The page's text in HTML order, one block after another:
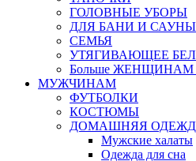
ГОЛОВНЫЕ УБОРЫ
ДЛЯ БАНИ И САУНЫ
СЕМЬЯ
УТЯГИВАЮЩЕЕ
Больше ЖЕНЩИНАМ
МУЖЧИНАМ
ФУТБОЛКИ
КОСТЮМЫ
ДОМАШНЯЯ
Мужские халаты
Одежда для сна